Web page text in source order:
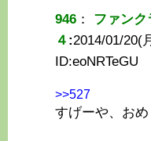
946 ： ファンク
４ :2014/01/20(
ID:eoNRTeGU
>>527
すげーや、おめ